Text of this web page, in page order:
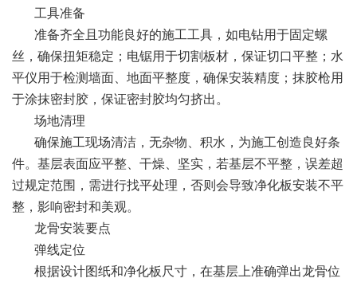
工具准备
准备齐全且功能良好的施工工具，如电钻用于固定螺
丝，确保扭矩稳定；电锯用于切割板材，保证切口平整；水
平仪用于检测墙面、地面平整度，确保安装精度；抹胶枪用
于涂抹密封胶，保证密封胶均匀挤出。
场地清理
确保施工现场清洁，无杂物、积水，为施工创造良好条
件。基层表面应平整、干燥、坚实，若基层不平整，误差超
过规定范围，需进行找平处理，否则会导致净化板安装不平
整，影响密封和美观。
龙骨安装要点
弹线定位
根据设计图纸和净化板尺寸，在基层上准确弹出龙骨位